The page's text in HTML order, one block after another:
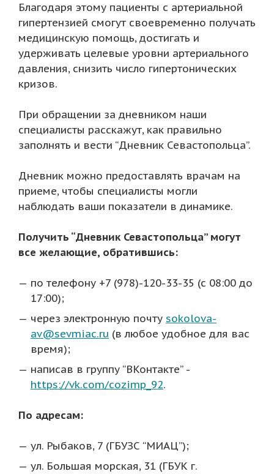
Благодаря этому пациенты с артериальной
гипертензией смогут своевременно получать
медицинскую помощь, достигать и
удерживать целевые уровни артериального
давления, снизить число гипертонических
кризов.
При обращении за дневником наши
специалисты расскажут, как правильно
заполнять и вести “Дневник Севастопольца”.
Дневник можно предоставлять врачам на
приеме, чтобы специалисты могли
наблюдать ваши показатели в динамике.
Получить “Дневник Севастопольца” могут
все желающие, обратившись:
по телефону +7 (978)-120-33-35 (с 08:00 до
17:00);
через электронную почту sokolova-
av@sevmiac.ru (в любое удобное для вас
время);
написав в группу “ВКонтакте” -
https://vk.com/cozimp_92.
По адресам:
ул. Рыбаков, 7 (ГБУЗС “МИАЦ”);
ул. Большая морская, 31 (ГБУК г.